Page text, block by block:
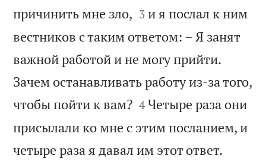
причинить мне зло, 

3 и я послал к ним
вестников с таким ответом: – Я занят
важной работой и не могу прийти.
Зачем останавливать работу из-за того,
чтобы пойти к вам?
4 Четыре раза они
присылали ко мне с этим посланием, и
четыре раза я давал им этот ответ.